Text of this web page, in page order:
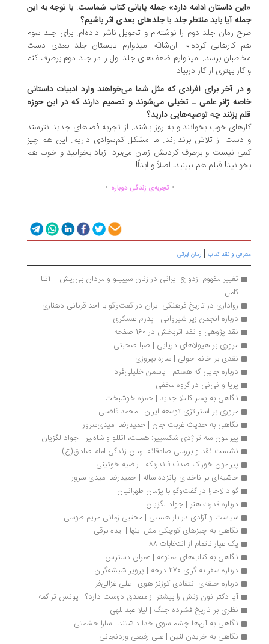
داستان ادامه دارد» جمله پایانی کتاب شماست. با توجه به این
آیا باید منتظر جلد یا جلدهای بعدی اثر باشیم؟
رمان جلد دوم را نوشته‌ام و تحویل ناشر داده‌ام. برای جلد سوم
کارهایی کرده‌ام. ان‌شالله امیدوارم تابستان جلد بعدی دست
برسد. امیدوارم ضعف‌های جلد اول را در جلد دوم برطرف کنم
بهتری از کار دربیاد.
آخر برای افرادی که مثل شما می‌خواهند وارد ادبیات داستانی
ژانر علمی‌ ـ تخیلی می‌شوند و تصمیم دارند که در این حوزه
بزنند چه توصیه‌هایی دارید؟
خوب بخوانند و به روز باشند. از تجربه فضاهای جدید نترسند
دست از تلاش برندارند. ما مشکل کم‌سوادی داریم. این هم چیز
نیست و برطرف کردنش زمان می‌برد. زیاد بخوانید و خوب هم
فیلم هم نبینید! اصلاً و ابداً!
................تجربه‌ی زندگی دوباره ...............
و نقد کتاب|رمان ایرانی|
تغییر مفهوم ازدواج ایرانی در زنان سیبیلو و مردان بی‌ریش |  آتنا
رواداری در تاریخ فرهنگی ایران در گفت‌وگو با احد قربانی دهناری
درباره انجمن زیر شیروانی | پدرام عسکری
نقد پژوهی و نقد اثربخش در 160 صفحه
مروری بر هیولاهای دریایی | صبا صحبتی
نقدی بر خانم جولی | ساره بهروزی
درباره جایی که هستم | یاسمن خلیلی‌فرد
پریا و نی‌نی در گروه مخفی
نگاهی به پسر کاملا جدید | حمزه خوشبخت
مروری بر استراتژی توسعه ایران | محمد فاضلی
نگاهی به حدیث غربت جان | حمیدرضا امیدی‌سرور
پیرامون سه تراژدی شکسپیر: هملت، اتللو و شاه‌لیر | جواد لگزیان
نشست نقد و بررسی صادقانه: رمان زندگی امام صادق(ع)
پیرامون خوراک صدف فاندربکه | راضیه خوئینی
حاشیه‌ای بر ناخدای پانزده ساله | حمیدرضا امیدی سرور
گوادالاخارا در گفت‌وگو با پژمان طهرانیان
درباره قدرت هنر | جواد لگزیان
سیاست و آزادی در بار هستی | مجتبی زمانی مریم طوسی
نگاهی به چیزهای کوچکی مثل اینها | ایده برقی
یک عیار ناتمام از انتخابات ۸۸
نگاهی به کتاب‌های ممنوعه | عمران دسترس
درباره سفر به گرای 270 درجه | پرویز شیشه‌گران
درباره حلقه‌ی انتقادی کوزنز هوی | علی غزالی‌فر
آیا دکتر نون زنش را بیشتر از مصدق دوست دارد؟ | یونس تراکمه
نظری بر تاریخ فشرده جنگ | لیلا عبداللهی
نگاهی به آن‌ها چشم سوی خدا داشتند | سارا حشمتی
نگاهی به خریدن لنین | علی رفیعی وردنجانی